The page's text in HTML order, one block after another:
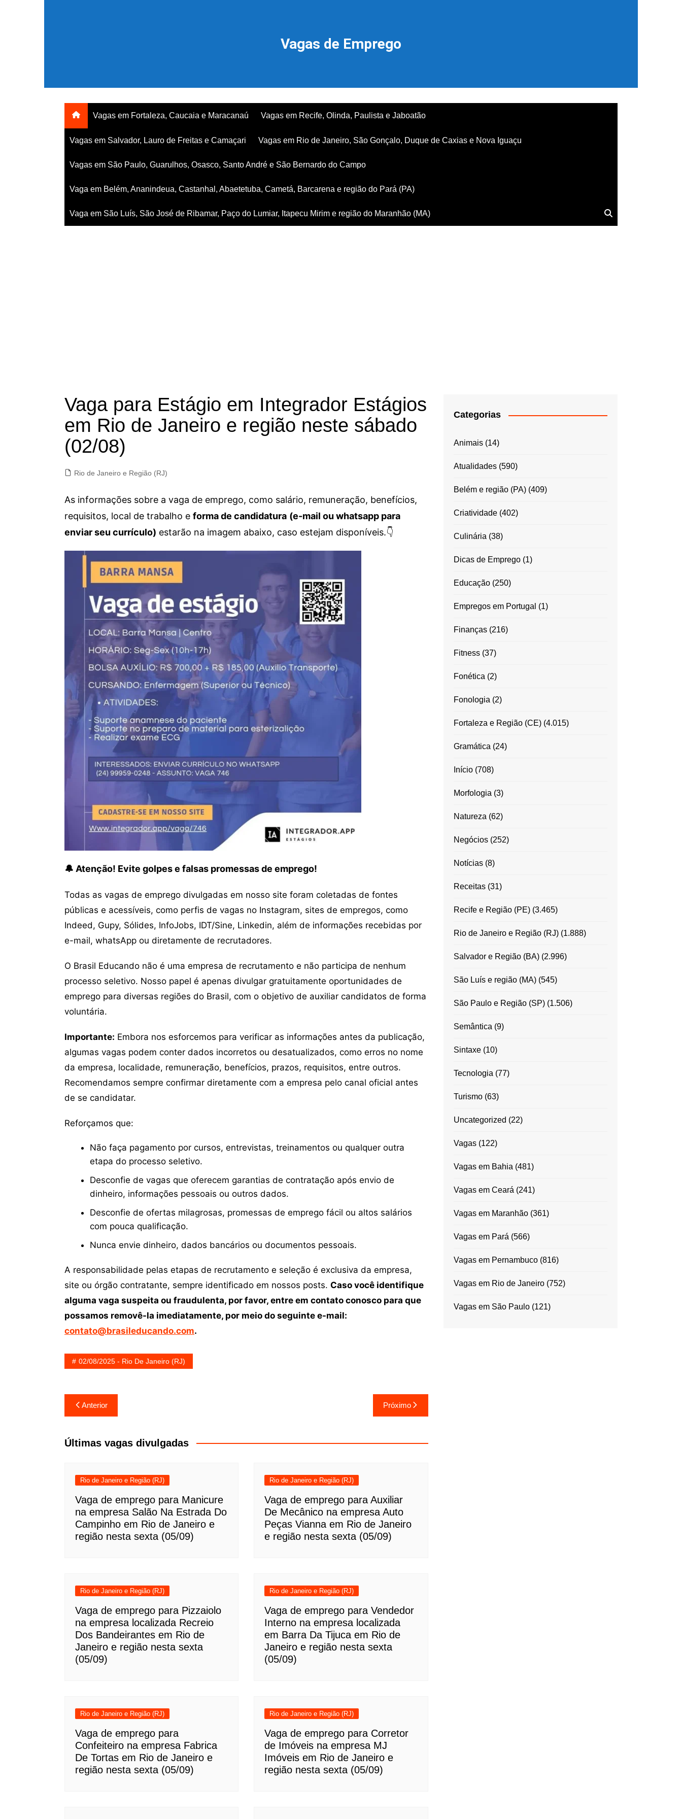
Vagas de Emprego
Vagas em Fortaleza, Caucaia e Maracanaú Vagas em Recife, Olinda, Paulista e Jaboatão
Vagas em Salvador, Lauro de Freitas e Camaçari Vagas em Rio de Janeiro, São Gonçalo, Duque de Caxias e Nova Iguaçu
Vagas em São Paulo, Guarulhos, Osasco, Santo André e São Bernardo do Campo
Vaga em Belém, Ananindeua, Castanhal, Abaetetuba, Cametá, Barcarena e região do Pará (PA)
Vaga em São Luís, São José de Ribamar, Paço do Lumiar, Itapecu Mirim e região do Maranhão (MA)
Vaga para Estágio em Integrador Estágios
em Rio de Janeiro e região neste sábado
(02/08)
Rio de Janeiro e Região (RJ)
As informações sobre a vaga de emprego, como salário, remuneração, benefícios,
requisitos, local de trabalho e forma de candidatura (e-mail ou whatsapp para
enviar seu currículo) estarão na imagem abaixo, caso estejam disponíveis.👇
🔔 Atenção! Evite golpes e falsas promessas de emprego!
Todas as vagas de emprego divulgadas em nosso site foram coletadas de fontes
públicas e acessíveis, como perfis de vagas no Instagram, sites de empregos, como
Indeed, Gupy, Sólides, InfoJobs, IDT/Sine, Linkedin, além de informações recebidas por
e-mail, whatsApp ou diretamente de recrutadores.
O Brasil Educando não é uma empresa de recrutamento e não participa de nenhum
processo seletivo. Nosso papel é apenas divulgar gratuitamente oportunidades de
emprego para diversas regiões do Brasil, com o objetivo de auxiliar candidatos de forma
voluntária.
Importante: Embora nos esforcemos para verificar as informações antes da publicação,
algumas vagas podem conter dados incorretos ou desatualizados, como erros no nome
da empresa, localidade, remuneração, benefícios, prazos, requisitos, entre outros.
Recomendamos sempre confirmar diretamente com a empresa pelo canal oficial antes
de se candidatar.
Reforçamos que:
Não faça pagamento por cursos, entrevistas, treinamentos ou qualquer outra
etapa do processo seletivo.
Desconfie de vagas que oferecem garantias de contratação após envio de
dinheiro, informações pessoais ou outros dados.
Desconfie de ofertas milagrosas, promessas de emprego fácil ou altos salários
com pouca qualificação.
Nunca envie dinheiro, dados bancários ou documentos pessoais.
A responsabilidade pelas etapas de recrutamento e seleção é exclusiva da empresa,
site ou órgão contratante, sempre identificado em nossos posts. Caso você identifique
alguma vaga suspeita ou fraudulenta, por favor, entre em contato conosco para que
possamos removê-la imediatamente, por meio do seguinte e-mail:
contato@brasileducando.com.
02/08/2025 - Rio De Janeiro (RJ)
Navegação
de
Post
Anterior Próximo
Últimas vagas divulgadas
Rio de Janeiro e Região (RJ)
Vaga de emprego para Manicure
na empresa Salão Na Estrada Do
Campinho em Rio de Janeiro e
região nesta sexta (05/09)
Rio de Janeiro e Região (RJ)
Vaga de emprego para Auxiliar
De Mecânico na empresa Auto
Peças Vianna em Rio de Janeiro
e região nesta sexta (05/09)
Rio de Janeiro e Região (RJ)
Vaga de emprego para Pizzaiolo
na empresa localizada Recreio
Dos Bandeirantes em Rio de
Janeiro e região nesta sexta
(05/09)
Rio de Janeiro e Região (RJ)
Vaga de emprego para Vendedor
Interno na empresa localizada
em Barra Da Tijuca em Rio de
Janeiro e região nesta sexta
(05/09)
Rio de Janeiro e Região (RJ)
Vaga de emprego para
Confeiteiro na empresa Fabrica
De Tortas em Rio de Janeiro e
região nesta sexta (05/09)
Rio de Janeiro e Região (RJ)
Vaga de emprego para Corretor
de Imóveis na empresa MJ
Imóveis em Rio de Janeiro e
região nesta sexta (05/09)
Categorias
Animais(14)
Atualidades(590)
Belém e região (PA)(409)
Criatividade(402)
Culinária (38)
Dicas de Emprego(1)
Educação(250)
Empregos em Portugal (1)
Finanças(216)
Fitness(37)
Fonética (2)
Fonologia (2)
Fortaleza e Região (CE)(4.015)
Gramática (24)
Início(708)
Morfologia (3)
Natureza (62)
Negócios(252)
Notícias(8)
Receitas(31)
Recife e Região (PE)(3.465)
Rio de Janeiro e Região (RJ)(1.888)
Salvador e Região (BA)(2.996)
São Luís e região (MA)(545)
São Paulo e Região (SP)(1.506)
Semântica (9)
Sintaxe(10)
Tecnologia (77)
Turismo(63)
Uncategorized (22)
Vagas(122)
Vagas em Bahia (481)
Vagas em Ceará (241)
Vagas em Maranhão(361)
Vagas em Pará (566)
Vagas em Pernambuco(816)
Vagas em Rio de Janeiro(752)
Vagas em São Paulo(121)